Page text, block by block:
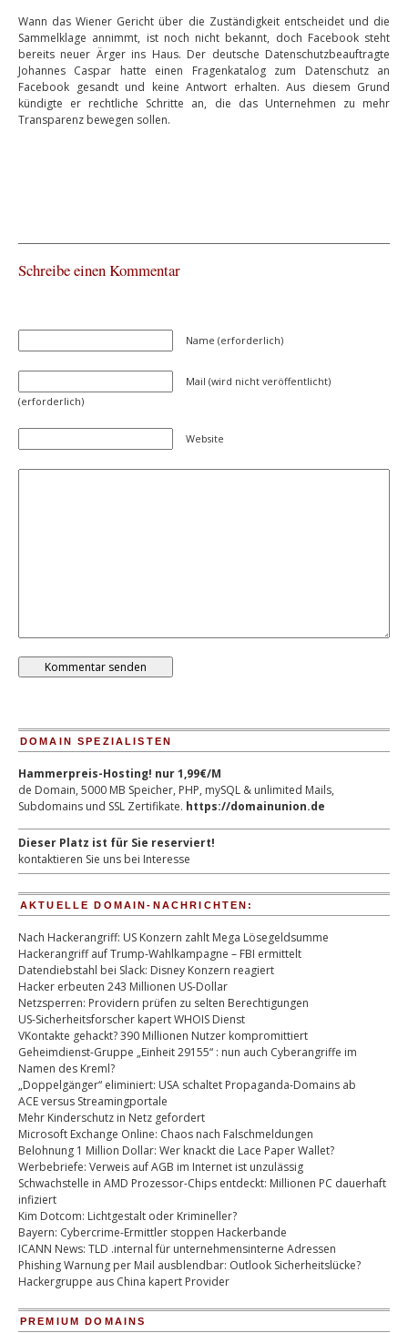
Wann das Wiener Gericht über die Zuständigkeit entscheidet und die
Sammelklage annimmt, ist noch nicht bekannt, doch Facebook steht
bereits neuer Ärger ins Haus. Der deutsche Datenschutzbeauftragte
Johannes Caspar hatte einen Fragenkatalog zum Datenschutz an
Facebook gesandt und keine Antwort erhalten. Aus diesem Grund
kündigte er rechtliche Schritte an, die das Unternehmen zu mehr
Transparenz bewegen sollen.
Schreibe einen Kommentar
Name (erforderlich)
Mail (wird nicht veröffentlicht)
(erforderlich)
Website
DOMAIN SPEZIALISTEN
Hammerpreis-Hosting! nur 1,99€/M
de Domain, 5000 MB Speicher, PHP, mySQL & unlimited Mails,
Subdomains und SSL Zertifikate. https://domainunion.de
Dieser Platz ist für Sie reserviert!
kontaktieren Sie uns bei Interesse
AKTUELLE DOMAIN-NACHRICHTEN:
Nach Hackerangriff: US Konzern zahlt Mega Lösegeldsumme
Hackerangriff auf Trump-Wahlkampagne – FBI ermittelt
Datendiebstahl bei Slack: Disney Konzern reagiert
Hacker erbeuten 243 Millionen US-Dollar
Netzsperren: Providern prüfen zu selten Berechtigungen
US-Sicherheitsforscher kapert WHOIS Dienst
VKontakte gehackt? 390 Millionen Nutzer kompromittiert
Geheimdienst-Gruppe „Einheit 29155“ : nun auch Cyberangriffe im
Namen des Kreml?
„Doppelgänger“ eliminiert: USA schaltet Propaganda-Domains ab
ACE versus Streamingportale
Mehr Kinderschutz in Netz gefordert
Microsoft Exchange Online: Chaos nach Falschmeldungen
Belohnung 1 Million Dollar: Wer knackt die Lace Paper Wallet?
Werbebriefe: Verweis auf AGB im Internet ist unzulässig
Schwachstelle in AMD Prozessor-Chips entdeckt: Millionen PC dauerhaft
infiziert
Kim Dotcom: Lichtgestalt oder Krimineller?
Bayern: Cybercrime-Ermittler stoppen Hackerbande
ICANN News: TLD .internal für unternehmensinterne Adressen
Phishing Warnung per Mail ausblendbar: Outlook Sicherheitslücke?
Hackergruppe aus China kapert Provider
PREMIUM DOMAINS